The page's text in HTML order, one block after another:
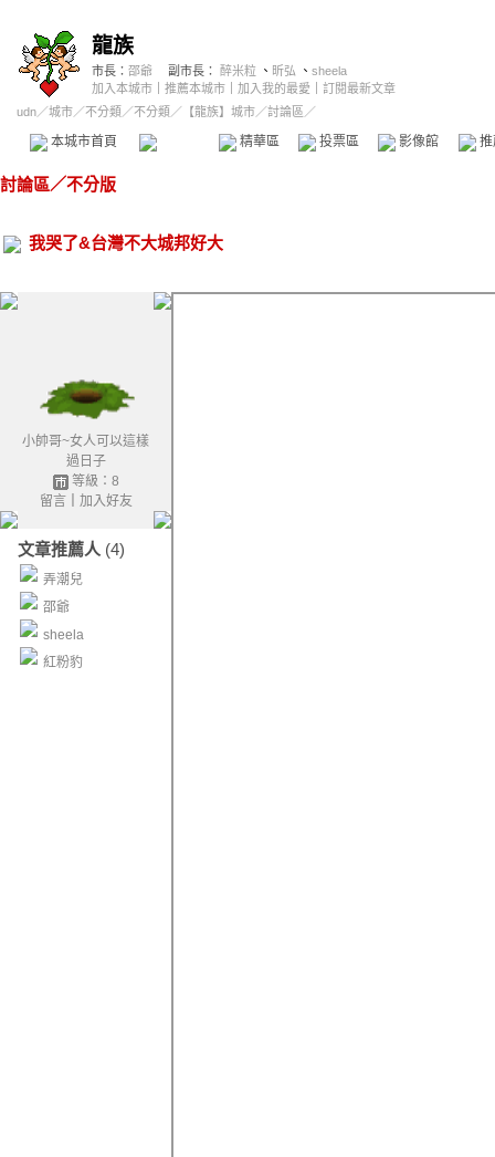
龍族
市長： 邵爺 副市長： 醉米粒 、 昕弘 、 sheela
加入本城市
推薦本城市 加入我的最愛
訂閱最新文章
udn／城市／不分類 ／不分類 ／ 【龍族】城市／討論區／
本城市首頁 精華區 投票區 影像館
討論區／不分版
我哭了&台灣不大城邦好大
小帥哥~女人可以這樣
過日子
等級：8
留言｜ 加入好友
文章推薦人 (4)
弄潮兒
邵爺
sheela
紅粉豹